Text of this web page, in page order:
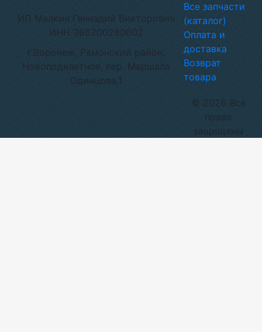
ИП Малкин Геннадий Викторович
ИНН 366200280602
г.Воронеж, Рамонский район,
Новоподклетное, пер. Маршала
Одинцова,1
© 2026 Все
права
защищены
Все запчасти
(каталог)
Оплата и
доставка
Возврат
товара